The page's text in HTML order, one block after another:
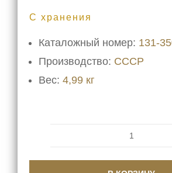
С хранения
Каталожный номер: 131-
Производство: СССР
Вес: 4,99 кг
товара